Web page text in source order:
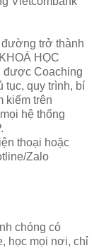
đường trở thành
HỌC
được Coaching
tục, quy trình, bí
kiếm trên
hệ thống
thoại hoặc
Zalo
chóng có
học mọi nơi, chỉ